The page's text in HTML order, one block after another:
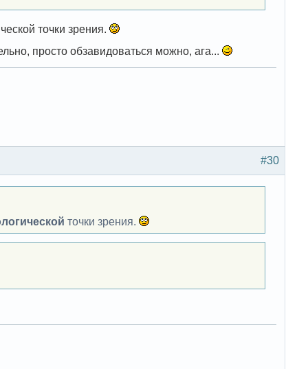
точки зрения.
просто обзавидоваться можно, ага...
#30
точки зрения.